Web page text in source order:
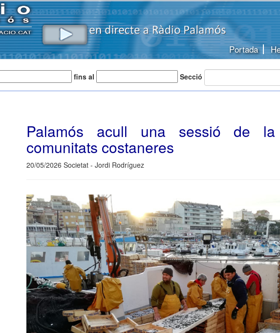
Portada
fins al Secció
Palamós acull una sessió de
comunitats costaneres
20/05/2026 Societat - Jordi Rodríguez